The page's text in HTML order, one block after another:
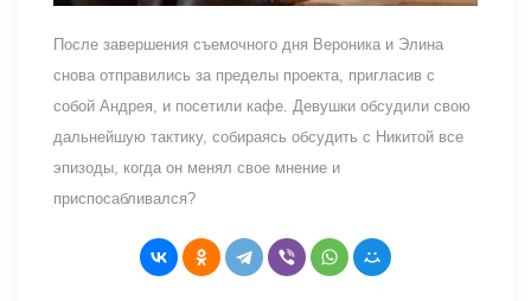
После завершения съемочного дня Вероника и Элина
снова отправились за пределы проекта, пригласив с
собой Андрея, и посетили кафе. Девушки обсудили свою
дальнейшую тактику, собираясь обсудить с Никитой все
эпизоды, когда он менял свое мнение и
приспосабливался?